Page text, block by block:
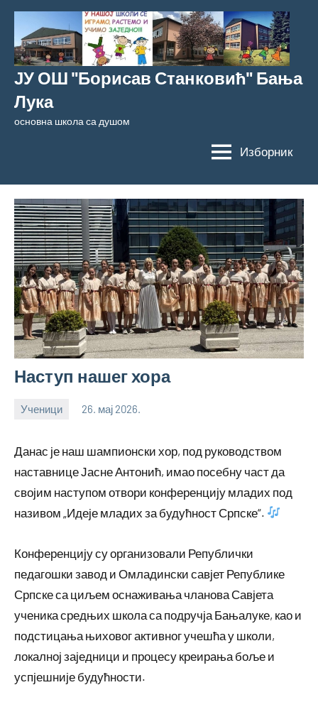
Скочи
садржај
ЈУ ОШ "Борисав Станковић" Бања
Лука
основна школа са душом
Изборник
Наступ нашег хора
Ученици 26. мај 2026.
bstankovic
Данас је наш шампионски хор, под руководством
наставнице Јасне Антонић, имао посебну част да
својим наступом отвори конференцију младих под
називом „Идеје младих за будућност Српске“.
Конференцију су организовали Републички
педагошки завод и Омладински савјет Републике
Српске са циљем оснаживања чланова Савјета
ученика средњих школа са подручја Бањалуке, као и
подстицања њиховог активног учешћа у школи,
локалној заједници и процесу креирања боље и
успјешније будућности.